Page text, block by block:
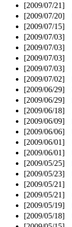
[2009/07/21]
[2009/07/20]
[2009/07/15]
[2009/07/03]
[2009/07/03]
[2009/07/03]
[2009/07/03]
[2009/07/02]
[2009/06/29]
[2009/06/29]
[2009/06/18]
[2009/06/09]
[2009/06/06]
[2009/06/01]
[2009/06/01]
[2009/05/25]
[2009/05/23]
[2009/05/21]
[2009/05/21]
[2009/05/19]
[2009/05/18]